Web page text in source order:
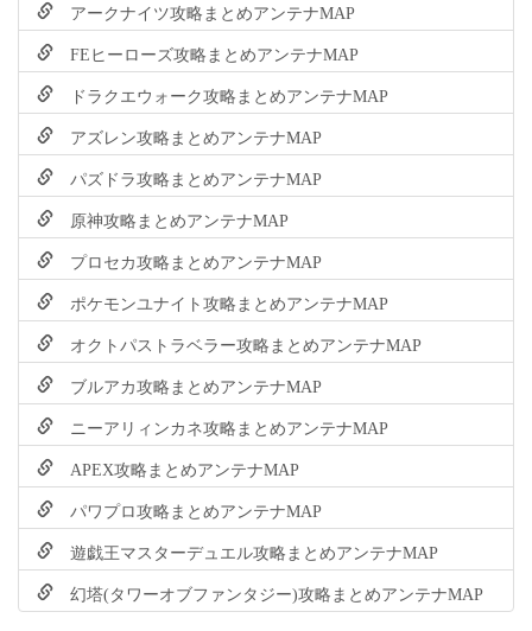
アークナイツ攻略まとめアンテナMAP
FEヒーローズ攻略まとめアンテナMAP
ドラクエウォーク攻略まとめアンテナMAP
アズレン攻略まとめアンテナMAP
パズドラ攻略まとめアンテナMAP
原神攻略まとめアンテナMAP
プロセカ攻略まとめアンテナMAP
ポケモンユナイト攻略まとめアンテナMAP
オクトパストラベラー攻略まとめアンテナMAP
ブルアカ攻略まとめアンテナMAP
ニーアリィンカネ攻略まとめアンテナMAP
APEX攻略まとめアンテナMAP
パワプロ攻略まとめアンテナMAP
遊戯王マスターデュエル攻略まとめアンテナMAP
幻塔(タワーオブファンタジー)攻略まとめアンテナMAP